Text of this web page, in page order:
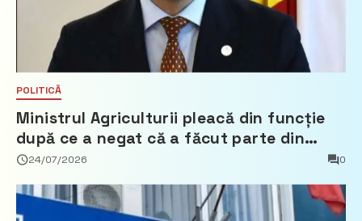
POLITICĂ
Ministrul Agriculturii pleacă din funcție
după ce a negat că a făcut parte din
Partidul Democrat
24/07/2026 0